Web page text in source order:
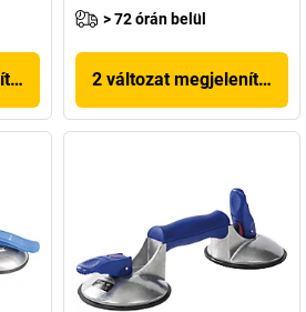
> 72 órán belül
2 változat megjelenítése